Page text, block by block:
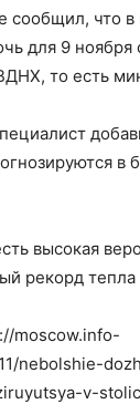
сообщил, что в
для 9
то есть
высокая
рекорд
moscow.info-
nebolshie-
v-